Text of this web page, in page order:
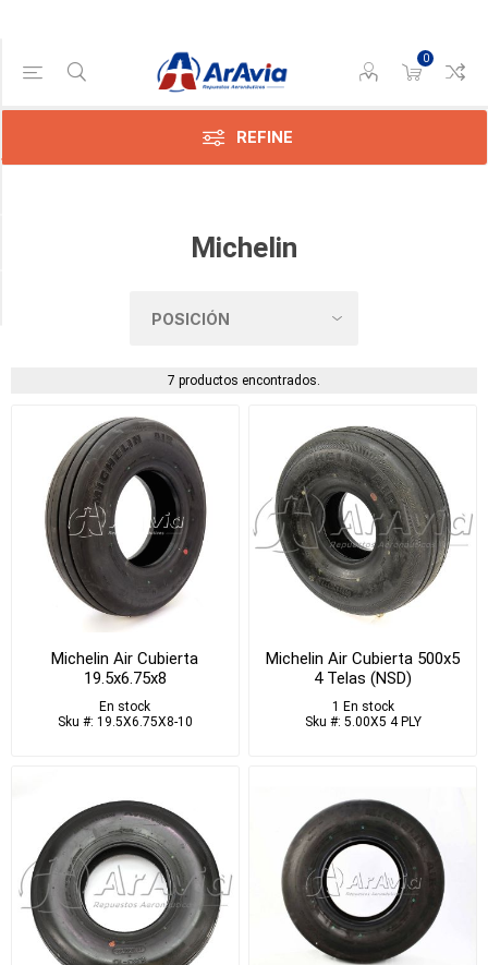
0
REFINE
Michelin
7 productos encontrados.
Michelin Air Cubierta
19.5x6.75x8
En stock
Sku #: 19.5X6.75X8-10
Michelin Air Cubierta 500x5
4 Telas (NSD)
1 En stock
Sku #: 5.00X5 4 PLY
Categoría
Cubiertas